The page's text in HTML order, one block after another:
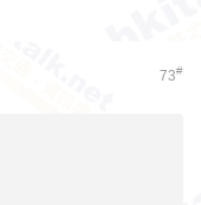
73#